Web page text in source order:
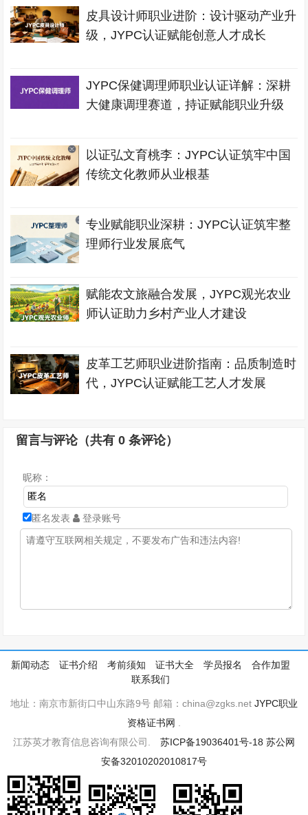
皮具设计师职业进阶：设计驱动产业升
级，JYPC认证赋能创意人才成长
JYPC保健调理师职业认证详解：深耕
大健康调理赛道，持证赋能职业升级
以证弘文育桃李：JYPC认证筑牢中国
传统文化教师从业根基
专业赋能职业深耕：JYPC认证筑牢整
理师行业发展底气
赋能农文旅融合发展，JYPC观光农业
师认证助力乡村产业人才建设
皮革工艺师职业进阶指南：品质制造时
代，JYPC认证赋能工艺人才发展
留言与评论（共有0 条评论）
昵称：
匿名发表 登录账号
新闻动态 证书介绍 考前须知 证书大全 学员报名
合作加盟
联系我们
地址：南京市新街口中山东路9号 邮箱：china@zgks.net JYPC职业
资格证书网
江苏英才教育信息咨询有限公司. 苏ICP备19036401号-18 苏公网
安备32010202010817号